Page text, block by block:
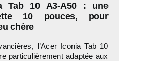
Tab 10 A3-A50 : une
10 pouces, pour
chère
l’Acer Iconia Tab 10
particulièrement adaptée aux